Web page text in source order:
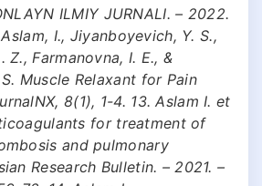
ILMIY JURNALI. – 2022.
I., Jiyanboyevich, Y. S.,
Z., Farmanovna, I. E., &
Muscle Relaxant for Pain
8(1), 1-4. 13. Aslam I. et
for treatment of
and pulmonary
Research Bulletin. – 2021. –